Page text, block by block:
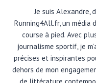
Je suis Alexandre,
Running4All.fr, un média
course à pied. Avec
journalisme sportif, je
précises et inspirantes
dehors de mon